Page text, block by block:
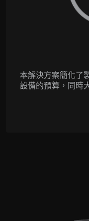
本解決方案簡化了
設備的預算，同時